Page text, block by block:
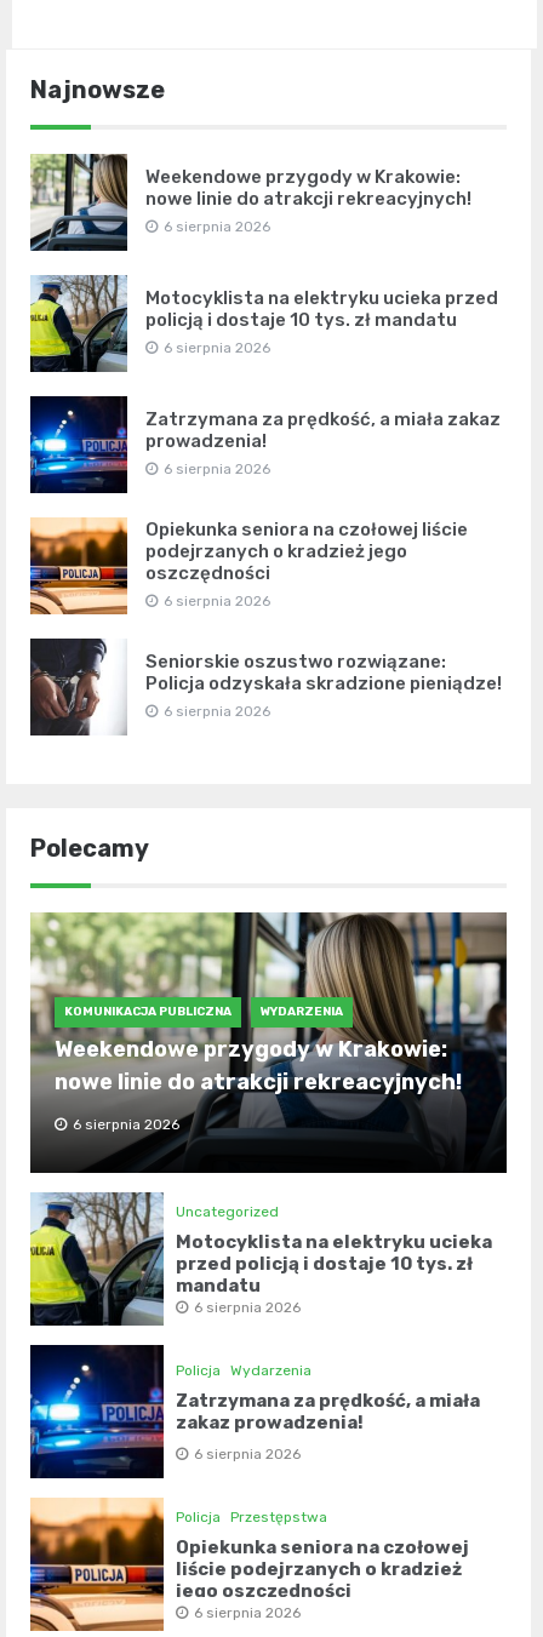
Najnowsze
Weekendowe przygody w Krakowie:
nowe linie do atrakcji rekreacyjnych!
6 sierpnia 2026
Motocyklista na elektryku ucieka przed
policją i dostaje 10 tys. zł mandatu
6 sierpnia 2026
Zatrzymana za prędkość, a miała zakaz
prowadzenia!
6 sierpnia 2026
Opiekunka seniora na czołowej liście
podejrzanych o kradzież jego
oszczędności
6 sierpnia 2026
Seniorskie oszustwo rozwiązane:
Policja odzyskała skradzione pieniądze!
6 sierpnia 2026
Polecamy
KOMUNIKACJA PUBLICZNA WYDARZENIA
Weekendowe przygody w Krakowie:
nowe linie do atrakcji rekreacyjnych!
6 sierpnia 2026
Uncategorized
Motocyklista na elektryku ucieka
przed policją i dostaje 10 tys. zł
mandatu
6 sierpnia 2026
Policja Wydarzenia
Zatrzymana za prędkość, a miała
zakaz prowadzenia!
6 sierpnia 2026
Policja Przestępstwa
Opiekunka seniora na czołowej
liście podejrzanych o kradzież
jego oszczędności
6 sierpnia 2026